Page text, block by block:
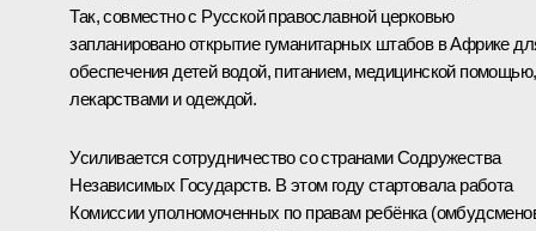
Так, совместно с Русской православной церковью
запланировано открытие гуманитарных штабов в Африке
обеспечения детей водой, питанием, медицинской помощью,
лекарствами и одеждой.
Усиливается сотрудничество со странами Содружества
Независимых Государств. В этом году стартовала работа
Комиссии уполномоченных по правам ребёнка